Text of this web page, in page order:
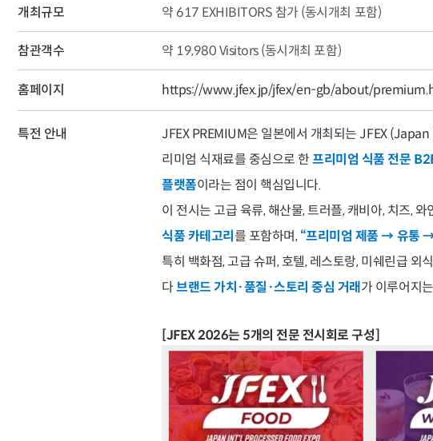
개최규모 약 617 EXHIBITORS 참가 (동시개최 포함)
참관객수 약 19,980 Visitors (동시개최 포함)
홈페이지 https://www.jfex.jp/jfex/en-gb/about/
특전 안내 JFEX PREMIUM은 일본에서 개최되는JFEX
리미엄 식재료를 중심으로 한프리미엄 식품 전문
플랫폼이라는 점이 핵심입니다.
이 전시는 고급 육류, 해산물, 트러플, 캐비아, 치즈,
식품 카테고리 를 포함하며, “프리미엄 제품 → 유통
특히 백화점, 고급 슈퍼, 호텔, 레스토랑, 미쉐린급 외
다브랜드 가치·품질·스토리 중심 거래가 이루어지
[JFEX 2026는 5개의 전문 전시회로 구성]